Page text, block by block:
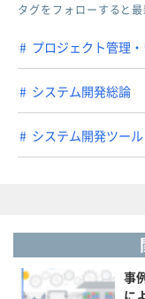
タグをフォローすると
プロジェクト管理
システム開発総論
システム開発ツー
事